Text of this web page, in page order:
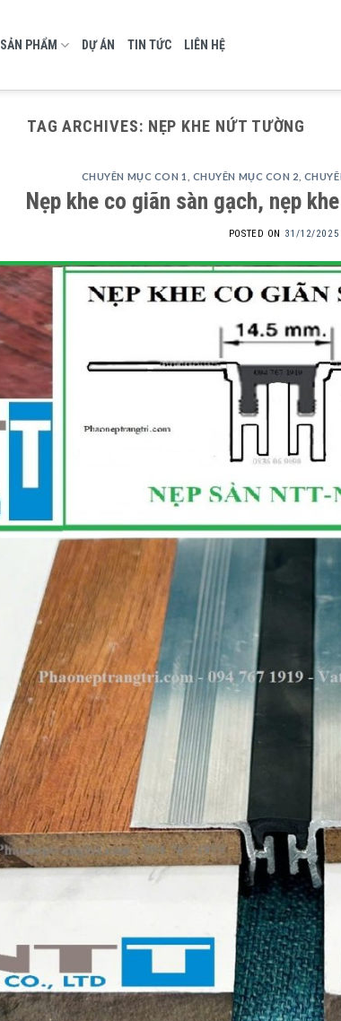
SẢN PHẨM DỰ ÁN TIN TỨC LIÊN HỆ
TAG ARCHIVES: NẸP KHE NỨT TƯỜNG
CHUYÊN MỤC CON 1 CHUYÊN MỤC CON 2
Nẹp khe co giãn sàn gạch, nẹp
POSTED ON 31/12/2025